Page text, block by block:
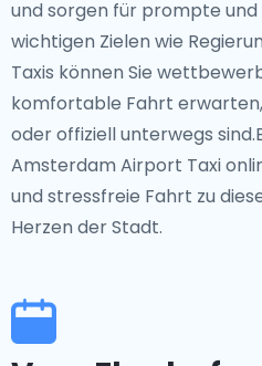
und sorgen für prompte
wichtigen Zielen wie
Taxis können Sie
komfortable Fahrt
oder offiziell unterwegs
Amsterdam Airport Taxi
und stressfreie Fahrt zu
Herzen der Stadt.